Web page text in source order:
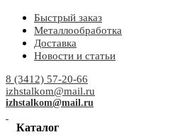
Быстрый заказ
Металлообработка
Доставка
Новости и статьи
8 (3412) 57-20-66
izhstalkom@mail.ru
izhstalkom@mail.ru
Каталог